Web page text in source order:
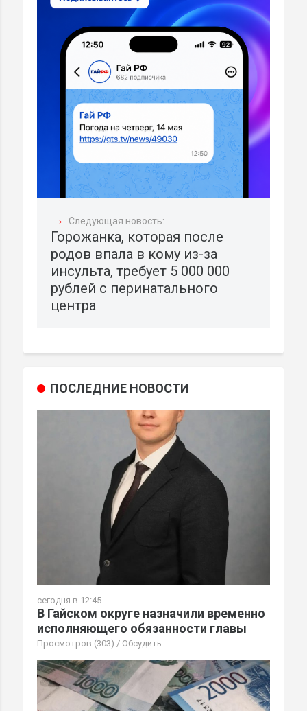
→ Следующая новость:
Горожанка, которая после
родов впала в кому из-за
инсульта, требует 5 000 000
рублей с перинатального
центра
ПОСЛЕДНИЕ НОВОСТИ
сегодня в 12:45
В Гайском округе назначили временно
исполняющего обязанности главы
Просмотров (303) / Обсудить